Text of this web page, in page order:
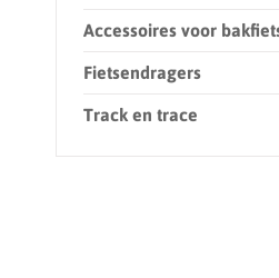
Accessoires voor
Fietsendragers
Track en trace